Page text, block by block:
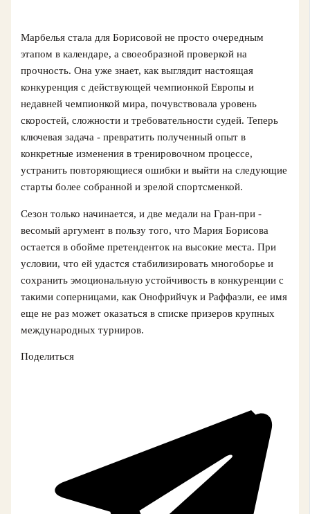
Марбелья стала для Борисовой не просто очередным
этапом в календаре, а своеобразной проверкой на
прочность. Она уже знает, как выглядит настоящая
конкуренция с действующей чемпионкой Европы и
недавней чемпионкой мира, почувствовала уровень
скоростей, сложности и требовательности судей. Теперь
ключевая задача - превратить полученный опыт в
конкретные изменения в тренировочном процессе,
устранить повторяющиеся ошибки и выйти на следующие
старты более собранной и зрелой спортсменкой.
Сезон только начинается, и две медали на Гран-при -
весомый аргумент в пользу того, что Мария Борисова
остается в обойме претенденток на высокие места. При
условии, что ей удастся стабилизировать многоборье и
сохранить эмоциональную устойчивость в конкуренции с
такими соперницами, как Онофрийчук и Раффаэли, ее имя
еще не раз может оказаться в списке призеров крупных
международных турниров.
Поделиться